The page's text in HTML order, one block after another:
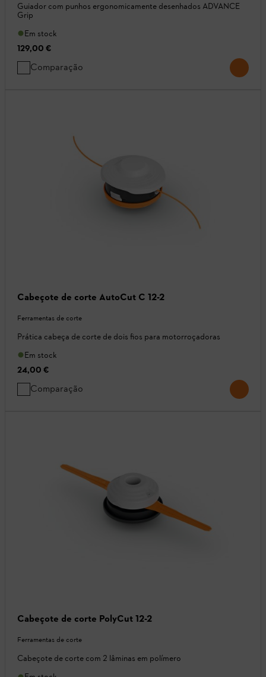
Guiador com punhos ergonomicamente desenhados ADVANCE
Grip
Em stock
129,00 €
Comparação
Cabeçote de corte AutoCut C 12-2
Ferramentas de corte
Prática cabeça de corte de dois fios para motorroçadoras
Em stock
24,00 €
Comparação
Cabeçote de corte PolyCut 12-2
Ferramentas de corte
Cabeçote de corte com 2 lâminas em polímero